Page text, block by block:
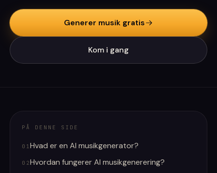
Generer musik gratis
Kom i gang
PÅ DENNE SIDE
01Hvad er en AI musikgenerator?
02Hvordan fungerer AI musikgenerering?